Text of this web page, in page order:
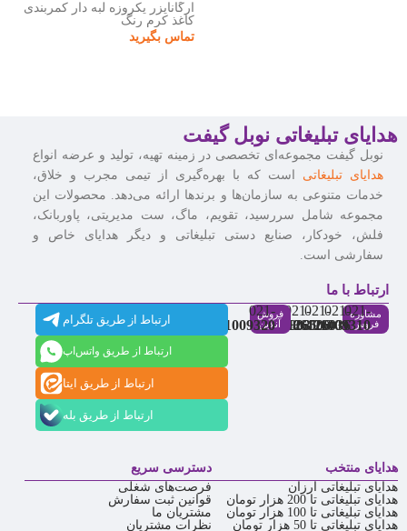
ارگانایزر یکروزه لبه دار کمربندی
کاغذ کرم رنگ
تماس بگیرید
هدایای تبلیغاتی نوبل گیفت
نوبل گیفت مجموعه‌ای تخصصی در زمینه تهیه، تولید و عرضه انواع
هدایای تبلیغاتی است که با بهره‌گیری از تیمی مجرب و خلاق،
خدمات متنوعی به سازمان‌ها و برندها ارائه می‌دهد. محصولات این
مجموعه شامل سررسید، تقویم، ماگ، ست مدیریتی، پاوربانک،
فلش، خودکار، صنایع دستی تبلیغاتی و دیگر هدایای خاص و
سفارشی است.
ارتباط با ما
مشاوره
فروش
021-
91009310
021-
86126036
021-
86126506
021-
88537803
فروش
آنلاین
021-
91009320
ارتباط از طریق تلگرام
ارتباط از طریق واتس‌اپ
ارتباط از طریق ایتا
ارتباط از طریق بله
هدایای منتخب
هدایای تبلیغاتی ارزان
هدایای تبلیغاتی تا 200 هزار تومان
هدایای تبلیغاتی تا 100 هزار تومان
هدایای تبلیغاتی تا 50 هزار تومان
دسترسی سریع
فرصت‌های شغلی
قوانین ثبت سفارش
مشتریان ما
نظرات مشتریان